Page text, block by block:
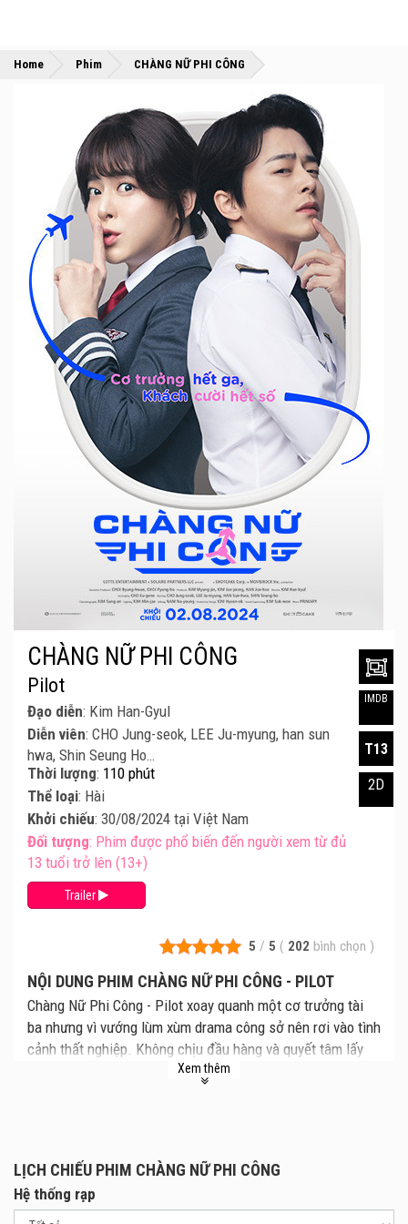
Home »
Phim »
CHÀNG NỮ PHI CÔNG
5 / 5 ( 202 bình chọn )
NỘI DUNG PHIM CHÀNG NỮ PHI CÔNG - PILOT
Chàng Nữ Phi Công - Pilot xoay quanh một cơ trưởng tài
ba nhưng vì vướng lùm xùm drama công sở nên rơi vào tình
cảnh thất nghiệp. Không chịu đầu hàng và quyết tâm lấy
lại những gì đã mất, anh đã giả làm "em gái" và ứng tuyển
các Rạp Chiếu Phim.
Từ đỉnh cao danh vọng, hào quang cơ trưởng của HAN
Jung-woo (Cho Jung-seok) tắt ngỏm khi dính vào những thị
Xem thêm
CHÀNG NỮ PHI CÔNG
Pilot
Đạo diễn: Kim Han-Gyul
Diễn viên: CHO Jung-seok, LEE Ju-myung, han sun
hwa, Shin Seung Ho…
Thời lượng: 110 phút
Thể loại: Hài
Khởi chiếu: 30/08/2024 tại Việt Nam
Đối tượng: Phim được phổ biến đến người xem từ đủ
13 tuổi trở lên (13+)
Trailer
IMDB
T13
2D
LỊCH CHIẾU PHIM CHÀNG NỮ PHI CÔNG
Hệ thống rạp